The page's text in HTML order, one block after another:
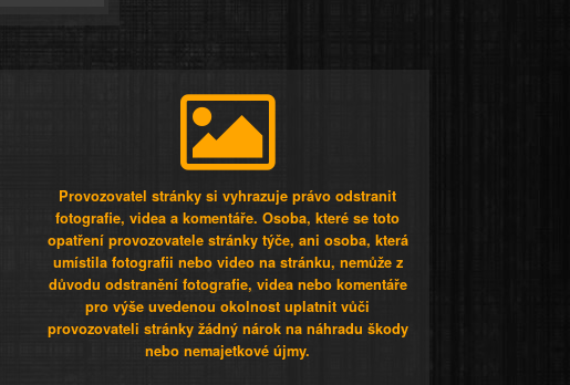
Provozovatel stránky si vyhrazuje právo odstranit
fotografie, videa a komentáře. Osoba, které se toto
opatření provozovatele stránky týče, ani osoba, která
umístila fotografii nebo video na stránku, nemůže z
důvodu odstranění fotografie, videa nebo komentáře
pro výše uvedenou okolnost uplatnit vůči
provozovateli stránky žádný nárok na náhradu škody
nebo nemajetkové újmy.